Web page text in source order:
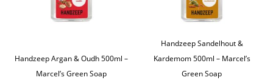
Handzeep Argan & Oudh 500ml –
Marcel’s Green Soap
Handzeep Sandelhout &
Kardemom 500ml – Marcel’s
Green Soap